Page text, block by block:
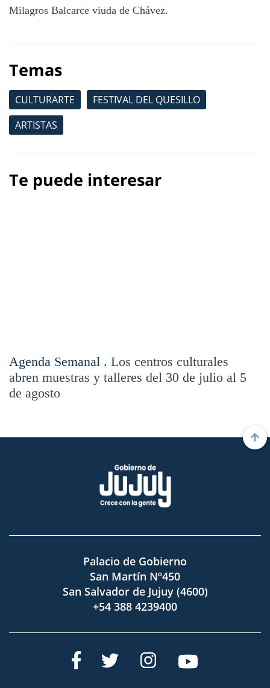
Milagros Balcarce viuda de Chávez.
Temas
CULTURARTE
FESTIVAL DEL QUESILLO
ARTISTAS
Te puede interesar
Agenda Semanal . Los centros culturales
abren muestras y talleres del 30 de julio al 5
de agosto
Palacio de Gobierno
San Martín Nº450
San Salvador de Jujuy (4600)
+54 388 4239400